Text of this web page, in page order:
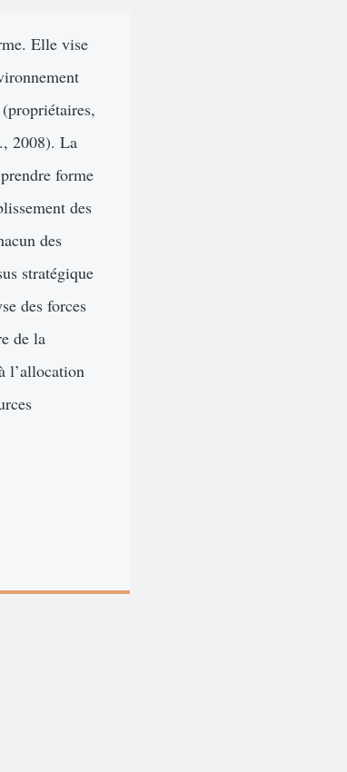
Elle vise
2008). La
forme
des
des
stratégique
des forces
de la
l’allocation